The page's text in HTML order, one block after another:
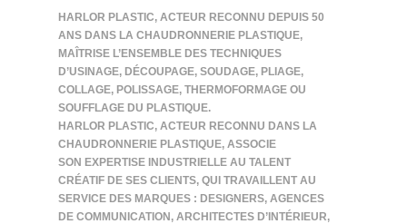
HARLOR PLASTIC, ACTEUR RECONNU DEPUIS 50
ANS DANS LA CHAUDRONNERIE PLASTIQUE,
MAÎTRISE L’ENSEMBLE DES TECHNIQUES
D’USINAGE, DÉCOUPAGE, SOUDAGE, PLIAGE,
COLLAGE, POLISSAGE, THERMOFORMAGE OU
SOUFFLAGE DU PLASTIQUE.
HARLOR PLASTIC, ACTEUR RECONNU DANS LA
CHAUDRONNERIE PLASTIQUE, ASSOCIE
SON EXPERTISE INDUSTRIELLE AU TALENT
CRÉATIF DE SES CLIENTS, QUI TRAVAILLENT AU
SERVICE DES MARQUES : DESIGNERS, AGENCES
DE COMMUNICATION, ARCHITECTES D’INTÉRIEUR,